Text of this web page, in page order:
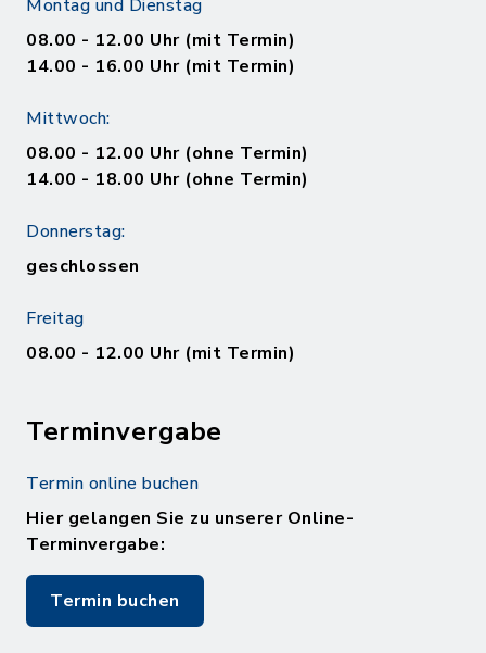
Montag und Dienstag
08.00 - 12.00 Uhr (mit Termin)
14.00 - 16.00 Uhr (mit Termin)
Mittwoch:
08.00 - 12.00 Uhr (ohne Termin)
14.00 - 18.00 Uhr (ohne Termin)
Donnerstag:
geschlossen
Freitag
08.00 - 12.00 Uhr (mit Termin)
Terminvergabe
Termin online buchen
Hier gelangen Sie zu unserer Online-
Terminvergabe:
Termin buchen